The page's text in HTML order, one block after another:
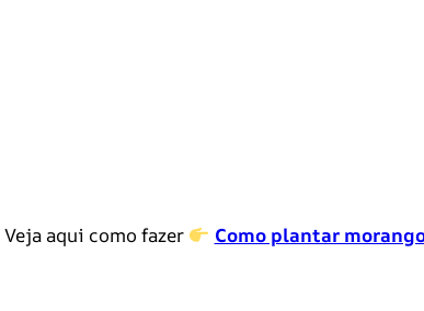
aqui como fazer
Como plantar